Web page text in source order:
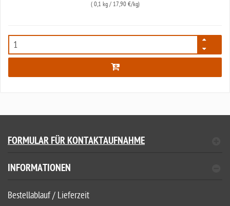
( 0,1 kg/ 17,90 €/kg)
6980
FORMULAR FÜR KONTAKTAUFNAHME
INFORMATIONEN
Bestellablauf / Lieferzeit